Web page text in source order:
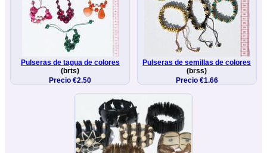
Pulseras de tagua de colores
(brts)
Precio €2.50
Pulseras de semillas de colores
(brss)
Precio €1.66